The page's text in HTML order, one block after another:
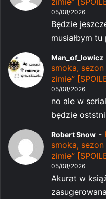
05/08/2026
Będzie
musiałbym tu
Man_of_lowicz
smoka,
zimie”
05/08/2026
no ale w
będzie
Robert Snow -
smoka,
zimie”
05/08/2026
Akurat w